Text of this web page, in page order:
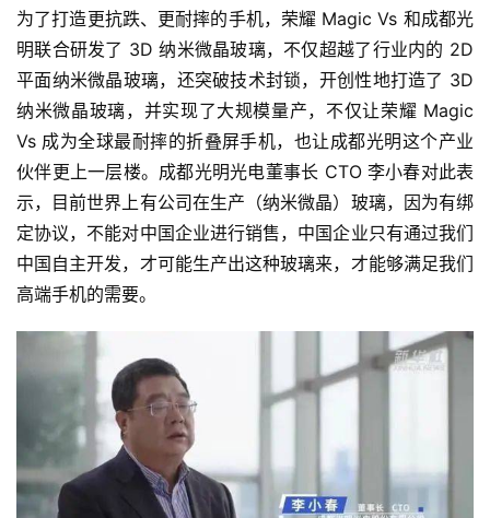
为了打造更抗跌、更耐摔的手机，荣耀 Magic Vs 和成都光
明联合研发了 3D 纳米微晶玻璃，不仅超越了行业内的 2D
平面纳米微晶玻璃，还突破技术封锁，开创性地打造了 3D
纳米微晶玻璃，并实现了大规模量产，不仅让荣耀 Magic
Vs 成为全球最耐摔的折叠屏手机，也让成都光明这个产业
伙伴更上一层楼。成都光明光电董事长 CTO 李小春对此表
示，目前世界上有公司在生产（纳米微晶）玻璃，因为有绑
定协议，不能对中国企业进行销售，中国企业只有通过我们
中国自主开发，才可能生产出这种玻璃来，才能够满足我们
高端手机的需要。